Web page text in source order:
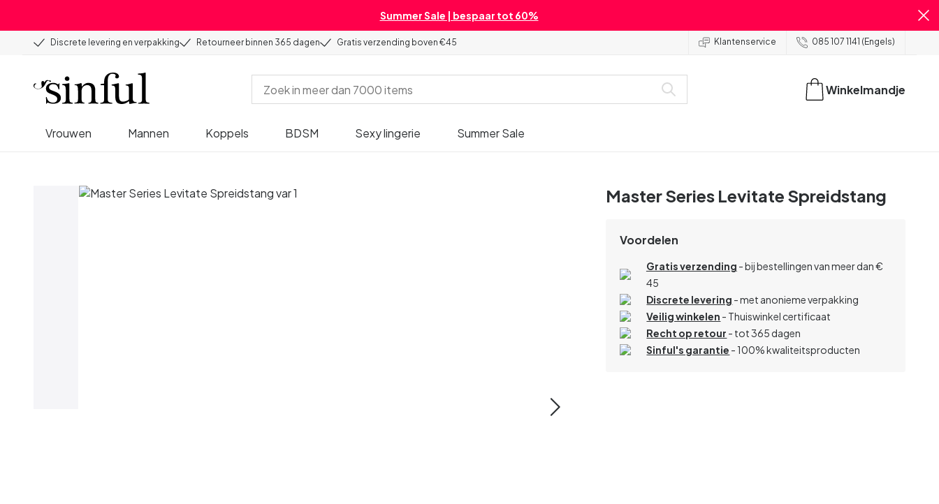
Summer Sale | bespaar tot 60%
Discrete levering en verpakking Retourneer binnen 365 dagen Gratis verzending boven €45 Klantenservice 085 107 1141 (Engels)
Vrouwen Mannen Koppels BDSM Sexy lingerie Summer Sale
Winkelmandje
Master Series Levitate Spreidstang
Voordelen
Gratis verzending - bij bestellingen van meer dan €
45
Discrete levering - met anonieme verpakking
Veilig winkelen - Thuiswinkel certificaat
Recht op retour - tot 365 dagen
Sinful's garantie - 100% kwaliteitsproducten